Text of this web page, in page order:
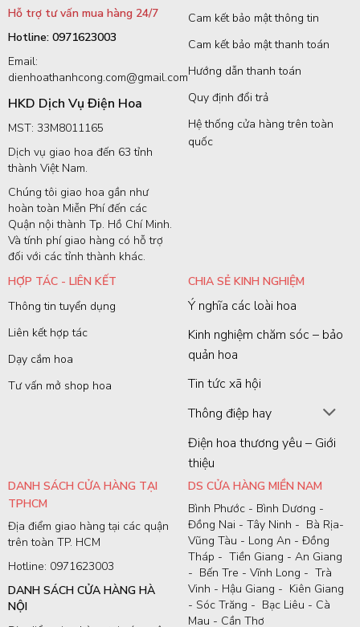
Hỗ trợ tư vấn mua hàng 24/7
Hotline: 0971623003
Email:
dienhoathanhcong.com@gmail.com
HKD Dịch Vụ Điện Hoa
MST: 33M8011165
Dịch vụ giao hoa đến 63 tỉnh
thành Việt Nam.
Chúng tôi giao hoa gần như
hoàn toàn Miễn Phí đến các
Quận nội thành Tp. Hồ Chí Minh.
Và tính phí giao hàng có hỗ trợ
đối với các tỉnh thành khác.
Cam kết bảo mật thông tin
Cam kết bảo mật thanh toán
Hướng dẫn thanh toán
Quy định đổi trả
Hệ thống cửa hàng trên toàn
quốc
HỢP TÁC - LIÊN KẾT
Thông tin tuyển dụng
Liên kết hợp tác
Dạy cắm hoa
Tư vấn mở shop hoa
CHIA SẺ KINH NGHIỆM
Ý nghĩa các loài hoa
Kinh nghiệm chăm sóc – bảo
quản hoa
Tin tức xã hội
Thông điệp hay
Điện hoa thương yêu – Giới
thiệu
DANH SÁCH CỬA HÀNG TẠI
TPHCM
Địa điểm giao hàng tại các quận
trên toàn TP. HCM
Hotline: 0971623003
DANH SÁCH CỬA HÀNG HÀ
NỘI
DS CỬA HÀNG MIỀN NAM
Bình Phước - Bình Dương -
Đồng Nai - Tây Ninh - Bà Rịa-
Vũng Tàu - Long An - Đồng
Tháp - Tiền Giang - An Giang
- Bến Tre - Vĩnh Long - Trà
Vinh - Hậu Giang - Kiên Giang
- Sóc Trăng - Bạc Liêu - Cà
Mau - Cần Thơ